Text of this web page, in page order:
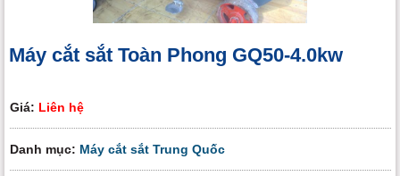
Máy cắt sắt Toàn Phong GQ50-4.0kw
Giá: Liên hệ
Danh mục: Máy cắt sắt Trung Quốc